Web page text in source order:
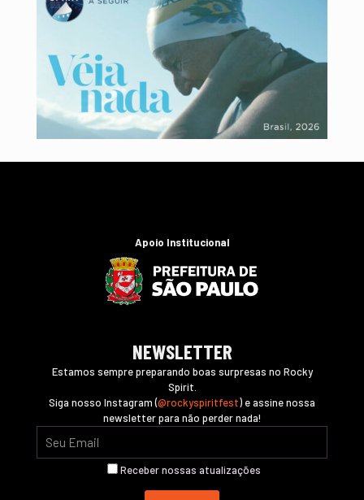
Apoio Institucional
NEWSLETTER
Estamos sempre preparando boas surpresas no Rocky
Spirit.
Siga nosso Instagram (@rockyspiritfest) e assine nossa
newsletter para não perder nada!
Receber nossas atualizações